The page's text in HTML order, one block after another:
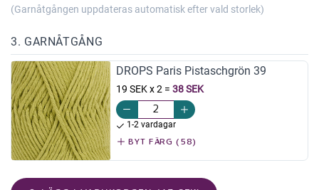
(Garnåtgången uppdateras automatisk efter vald storlek)
3. GARNÅTGÅNG
DROPS Paris Pistaschgrön 39
19 SEK x 2= 38 SEK
1-2 vardagar
BYT FÄRG (58)